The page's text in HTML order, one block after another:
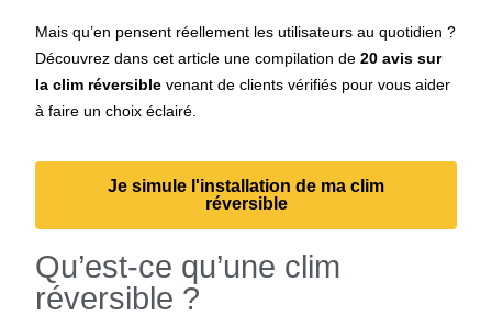
Mais qu’en pensent réellement les utilisateurs au quotidien ?
Découvrez dans cet article une compilation de20 avis sur
la clim réversible venant de clients vérifiés pour vous aider
à faire un choix éclairé.
Je simule l'installation de ma clim
réversible
Qu’est-ce qu’une clim
réversible ?